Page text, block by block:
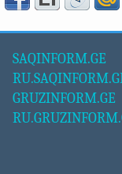
SAQINFORM.GE
GRUZINFORM.GE